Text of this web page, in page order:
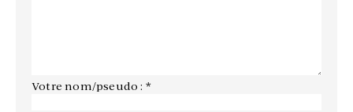
Votre nom/pseudo : *